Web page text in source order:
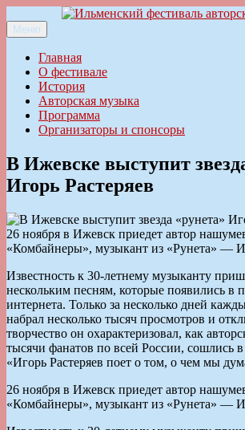
к
содержимому
Ильменский фестиваль авторской песни
Меню
Главная
О фестивале
История
Авторская музыка
Программа
Организаторы и спонсоры
В Ижевске выступит
Игорь Растеряев
26 ноября в Ижевск приедет автор
«Комбайнеры», музыкант из «Рунета» —
Известность к 30-летнему музыканту
нескольким песням, которые появились в
интернета. Только за несколько дней
набрал несколько тысяч просмотров и
творчество он охарактеризовал, как
тысячи фанатов по всей России,
«Игорь Растеряев поет о том, о чем мы
26 ноября в Ижевск приедет автор
«Комбайнеры», музыкант из «Рунета» —